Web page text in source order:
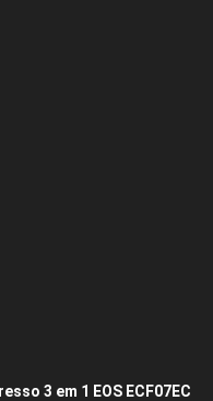
3 em 1 EOS ECF07EC